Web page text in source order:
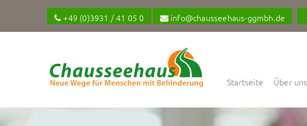
+49 (0)3931 / 41 05 0 info@chausseehaus-ggmbh.de
Startseite Über uns